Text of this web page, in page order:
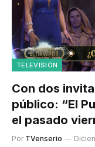
TELEVISIÓN
Con dos
público: “El
el pasado
Por TVenserio